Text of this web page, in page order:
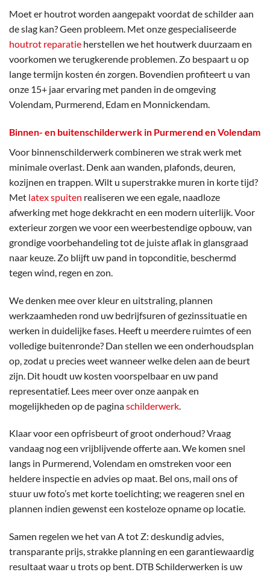
Moet er houtrot worden aangepakt voordat de schilder aan
de slag kan? Geen probleem. Met onze gespecialiseerde
houtrot reparatie herstellen we het houtwerk duurzaam en
voorkomen we terugkerende problemen. Zo bespaart u op
lange termijn kosten én zorgen. Bovendien profiteert u van
onze 15+ jaar ervaring met panden in de omgeving
Volendam, Purmerend, Edam en Monnickendam.
Binnen- en buitenschilderwerk in Purmerend en Volendam
Voor binnenschilderwerk combineren we strak werk met
minimale overlast. Denk aan wanden, plafonds, deuren,
kozijnen en trappen. Wilt u superstrakke muren in korte tijd?
Met latex spuiten realiseren we een egale, naadloze
afwerking met hoge dekkracht en een modern uiterlijk. Voor
exterieur zorgen we voor een weerbestendige opbouw, van
grondige voorbehandeling tot de juiste aflak in glansgraad
naar keuze. Zo blijft uw pand in topconditie, beschermd
tegen wind, regen en zon.
We denken mee over kleur en uitstraling, plannen
werkzaamheden rond uw bedrijfsuren of gezinssituatie en
werken in duidelijke fases. Heeft u meerdere ruimtes of een
volledige buitenronde? Dan stellen we een onderhoudsplan
op, zodat u precies weet wanneer welke delen aan de beurt
zijn. Dit houdt uw kosten voorspelbaar en uw pand
representatief. Lees meer over onze aanpak en
mogelijkheden op de paginaschilderwerk
Klaar voor een opfrisbeurt of groot onderhoud? Vraag
vandaag nog een vrijblijvende offerte aan. We komen snel
langs in Purmerend, Volendam en omstreken voor een
heldere inspectie en advies op maat. Bel ons, mail ons of
stuur uw foto’s met korte toelichting; we reageren snel en
plannen indien gewenst een kosteloze opname op locatie.
Samen regelen we het van A tot Z: deskundig advies,
transparante prijs, strakke planning en een garantiewaardig
resultaat waar u trots op bent. DTB Schilderwerken is uw